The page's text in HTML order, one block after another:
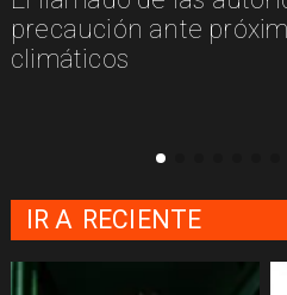
precaución ante
climáticos
IR A RECIENTE